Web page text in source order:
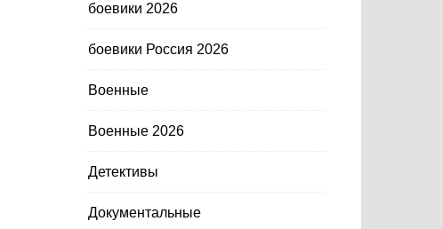
боевики 2026
боевики Россия 2026
Военные
Военные 2026
Детективы
Документальные